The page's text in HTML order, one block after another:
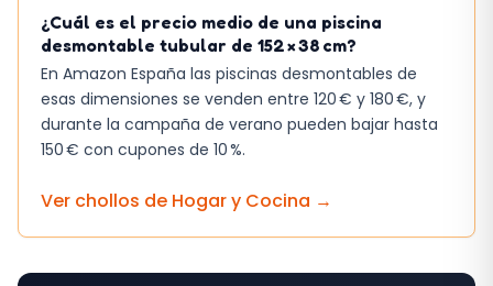
¿Cuál es el precio medio de una piscina
desmontable tubular de 152 × 38 cm?
En Amazon España las piscinas desmontables de
esas dimensiones se venden entre 120 € y 180 €, y
durante la campaña de verano pueden bajar hasta
150 € con cupones de 10 %.
Ver chollos de Hogar y Cocina →